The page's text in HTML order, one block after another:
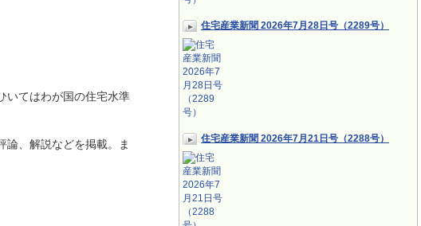
住宅産業新聞 2026年7月28日号（2289号）
住宅産業新聞 2026年7月21日号（2288号）
いてはわが国の住宅水準
論、解説などを掲載。ま